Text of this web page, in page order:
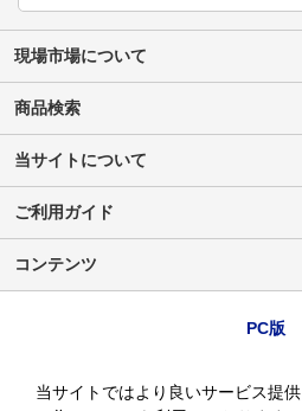
現場市場について
商品検索
当サイトについて
ご利用ガイド
コンテンツ
PC版
当サイトではより良いサービス提供